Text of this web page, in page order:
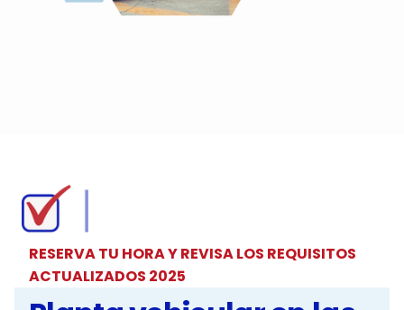
RESERVA TU HORA Y REVISA LOS REQUISITOS
ACTUALIZADOS 2025